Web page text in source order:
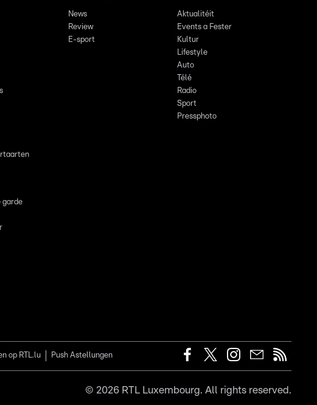
News
Review
E-sport
Aktualitéit
Events a Fester
Kultur
Lifestyle
Auto
Télé
Radio
Sport
Pressphoto
garde
op RTL.lu Push Astellungen
© 2026 RTL Luxembourg. All rights reserved.